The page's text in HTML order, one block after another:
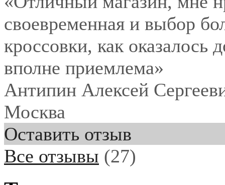
своевременная и выбор
кроссовки, как оказалось
вполне приемлема»
Антипин Алексей
Москва
Оставить отзыв
Все отзывы (27)